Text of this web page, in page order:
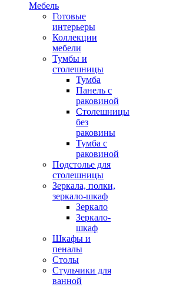
Мебель
Готовые
интерьеры
Коллекции
мебели
Тумбы и
столешницы
Тумба
Панель с
раковиной
Столешницы
без
раковины
Тумба с
раковиной
Подстолье для
столешницы
Зеркала, полки,
зеркало-шкаф
Зеркало
Зеркало-
шкаф
Шкафы и
пеналы
Столы
Стульчики для
ванной